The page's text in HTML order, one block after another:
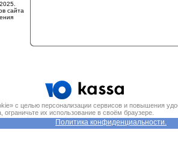
сайта
с целью персонализации сервисов и повышения
их использование в своём браузере.
Политика конфиденциальности.